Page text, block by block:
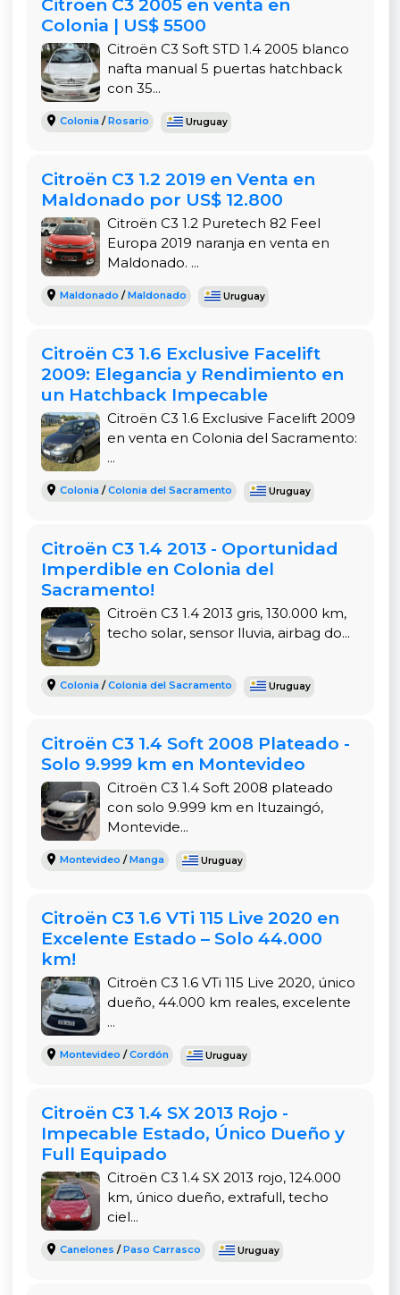
Tracción:Delantera
Único dueño:Sí
Acepta permuta:No
Equipamiento destacado:
Sensor de estacionamiento
Control de estabilidad
Llantas de aleación
Climatizador
Sensor de lluvia
Sistema multimedia con USB, Bluetooth, entrada
auxiliar
Cristales eléctricos
Comando de radio al volante
Apertura remota de baúl
Faros antiniebla traseros
AM/FM y reproductor MP3
Dirección hidráulica
Airbags (conductor y pasajero)
Faros con regulación automática
Alarma y cierre centralizado de puertas
Limpia/lava luneta
Observaciones:
No tiene techo solar ni aire acondicionado
No incluye garantía de fábrica ni mecánica
Blindado: No
Colonia | US$ 5500
Citroën C3 Soft STD 1.4 2005 blanco
nafta manual 5 puertas hatchback
con 35...
Colonia /Rosario Uruguay
Citroën C3 1.2 2019 en Venta en
Maldonado por US$ 12.800
Citroën C3 1.2 Puretech 82 Feel
Europa 2019 naranja en venta en
Maldonado. ...
Maldonado /Maldonado Uruguay
Citroën C3 1.6 Exclusive Facelift
2009: Elegancia y Rendimiento en
un Hatchback Impecable
Citroën C3 1.6 Exclusive Facelift 2009
en venta en Colonia del Sacramento:
...
Colonia /Colonia del Sacramento Uruguay
Citroën C3 1.4 2013 - Oportunidad
Imperdible en Colonia del
Sacramento!
Citroën C3 1.4 2013 gris, 130.000 km,
techo solar, sensor lluvia, airbag do...
Colonia /Colonia del Sacramento Uruguay
Citroën C3 1.4 Soft 2008 Plateado -
Solo 9.999 km en Montevideo
Citroën C3 1.4 Soft 2008 plateado
con solo 9.999 km en Ituzaingó,
Montevide...
Montevideo /Manga Uruguay
Citroën C3 1.6 VTi 115 Live 2020 en
Excelente Estado – Solo 44.000
km!
Citroën C3 1.6 VTi 115 Live 2020, único
dueño, 44.000 km reales, excelente
...
Montevideo /Cordón Uruguay
Citroën C3 1.4 SX 2013 Rojo -
Impecable Estado, Único Dueño y
Full Equipado
Citroën C3 1.4 SX 2013 rojo, 124.000
km, único dueño, extrafull, techo
ciel...
Canelones /Paso Carrasco Uruguay